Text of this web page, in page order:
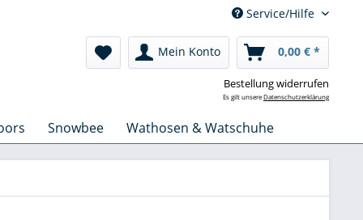
Service/Hilfe
Mein Konto 0,00 € *
Bestellung widerrufen
Es gilt unsereDatenschutzerklärung
Snowbee Wathosen & Watschuhe